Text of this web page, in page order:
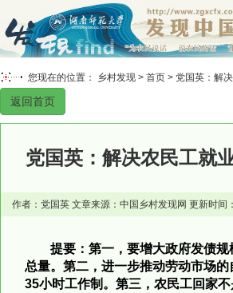
您现在的位置： 乡村发现 > 首页 > 党国英：解
返回首页
党国英：解决农民工就
作者：党国英 文章来源：中国乡村发现网 更新时间
提要：第一，要增大政府发债
总量。第二，进一步推动劳动市场的
35小时工作制。第三，农民工回家不